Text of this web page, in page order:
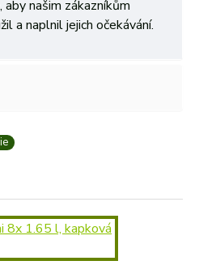
našim zákazníkům
a naplnil jejich očekávání.